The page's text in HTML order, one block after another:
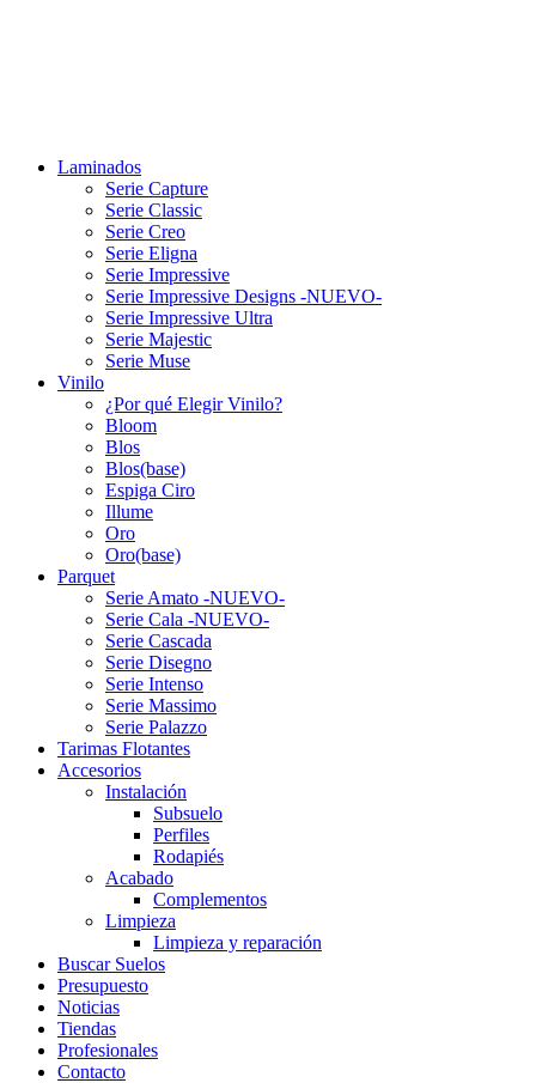
Laminados
Serie Capture
Serie Classic
Serie Creo
Serie Eligna
Serie Impressive
Serie Impressive Designs -NUEVO-
Serie Impressive Ultra
Serie Majestic
Serie Muse
Vinilo
¿Por qué Elegir Vinilo?
Bloom
Blos
Blos(base)
Espiga Ciro
Illume
Oro
Oro(base)
Parquet
Serie Amato -NUEVO-
Serie Cala -NUEVO-
Serie Cascada
Serie Disegno
Serie Intenso
Serie Massimo
Serie Palazzo
Tarimas Flotantes
Accesorios
Instalación
Subsuelo
Perfiles
Rodapiés
Acabado
Complementos
Limpieza
Limpieza y reparación
Buscar Suelos
Presupuesto
Noticias
Tiendas
Profesionales
Contacto